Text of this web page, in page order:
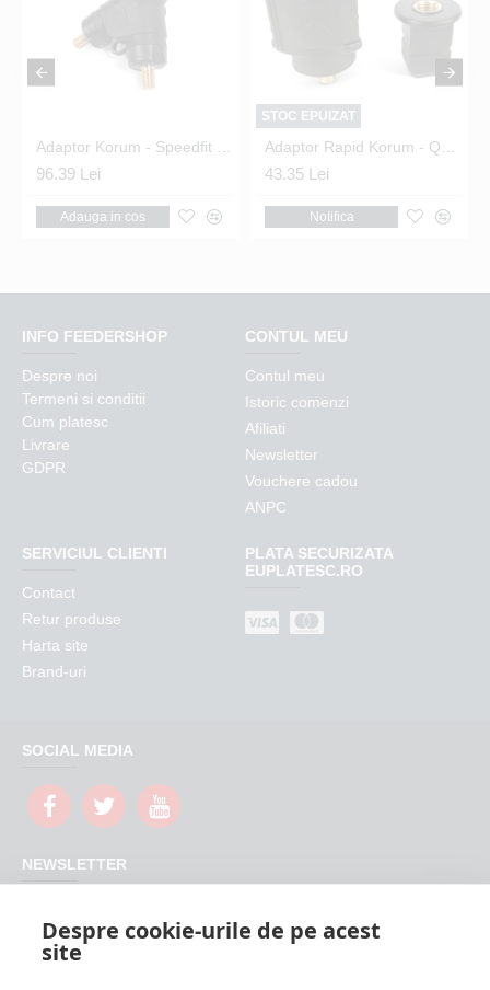
96.39 Lei
Adauga in cos
STOC EPUIZAT
43.35 Lei
Notifica
INFO FEEDERSHOP
Despre noi
Termeni si conditii
Cum platesc
Livrare
GDPR
CONTUL MEU
Contul meu
Istoric comenzi
Afiliati
Newsletter
Vouchere cadou
ANPC
SERVICIUL CLIENTI
Contact
Retur produse
Harta site
Brand-uri
PLATA SECURIZATA
EUPLATESC.RO
SOCIAL MEDIA
NEWSLETTER
FeederShop
Despre cookie-urile de pe acest
site